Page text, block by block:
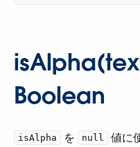
Boolean
isAlpha ​ を ​ null
値に